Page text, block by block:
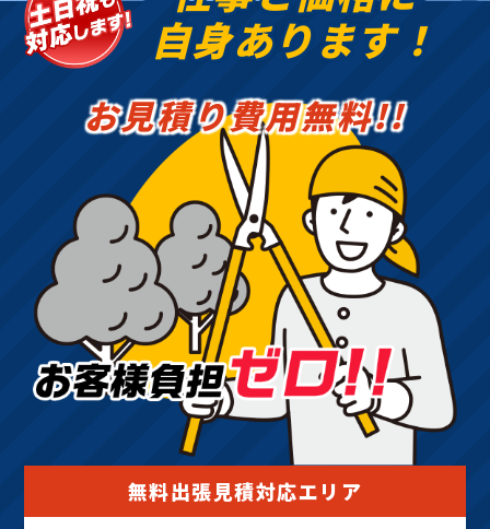
自身あります！
お見積り費用無料!!
無料出張見積対応エリア